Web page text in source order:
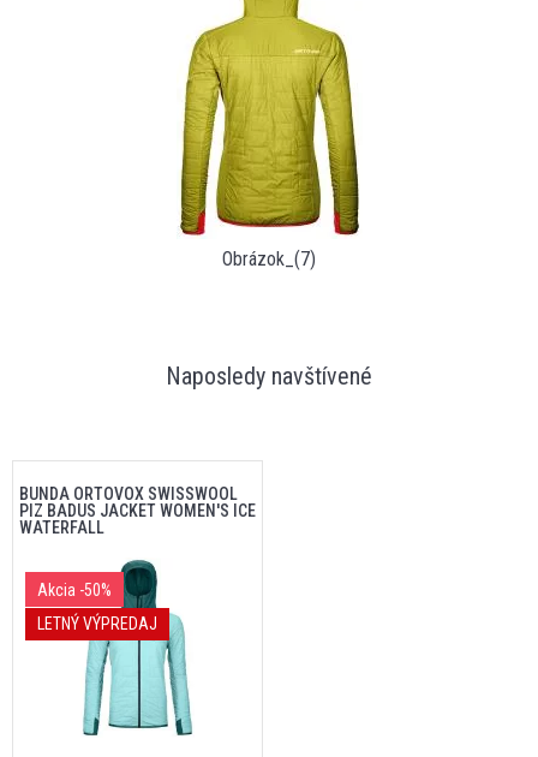
Obrázok_(7)
Naposledy navštívené
BUNDA ORTOVOX SWISSWOOL
PIZ BADUS JACKET WOMEN'S ICE
WATERFALL
Akcia -50%
LETNÝ VÝPREDAJ